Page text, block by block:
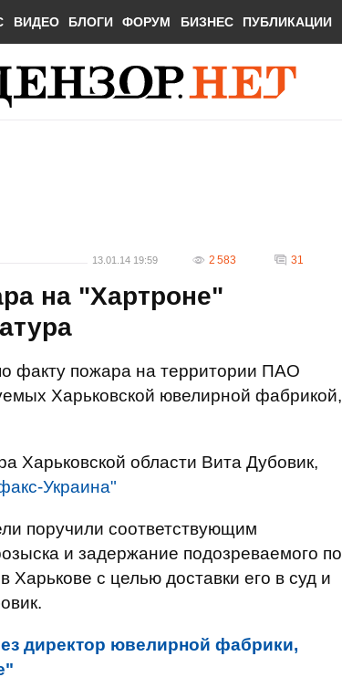
ВИДЕО БЛОГИ ФОРУМ БИЗНЕС ПУБЛИКАЦИИ
13.01.14 19:59 2 583 31
на "Хартроне"
факту пожара на территории ПАО
Харьковской ювелирной фабрикой,
Харьковской области Вита Дубовик,
Украина"
поручили соответствующим
и задержание подозреваемого по
с целью доставки его в суд и
директор ювелирной фабрики,